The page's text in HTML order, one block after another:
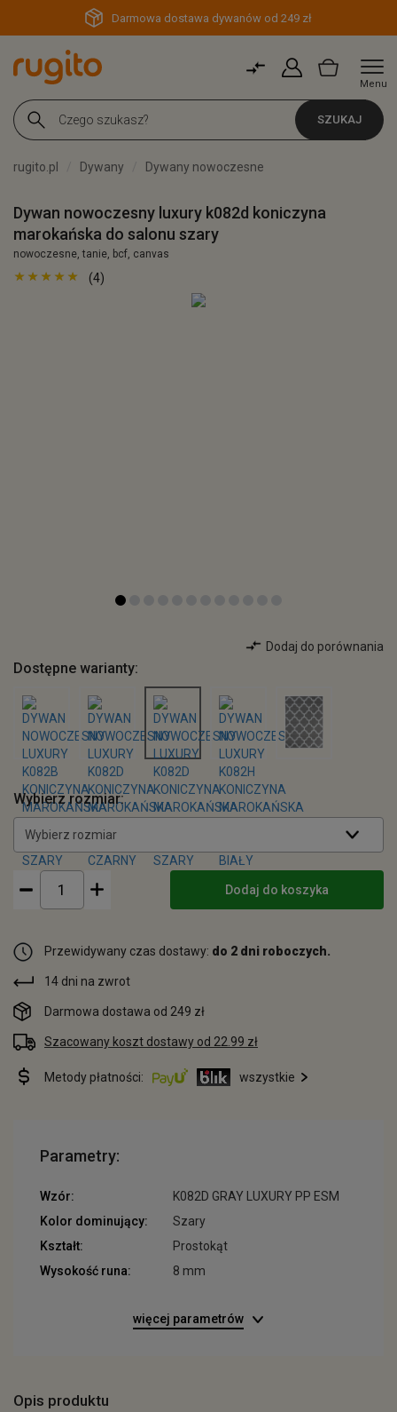
Darmowa dostawa dywanów od 249 zł
Menu
SZUKAJ
rugito.pl Dywany Dywany nowoczesne
Dywan nowoczesny luxury k082d koniczyna
marokańska do salonu szary
nowoczesne, tanie, bcf, canvas
(4)
Dodaj do porównania
Dostępne warianty:
Wybierz rozmiar:
Wybierz rozmiar
Dodaj do koszyka
Przewidywany czas dostawy: do 2 dni roboczych.
14 dni na zwrot
Darmowa dostawa od 249 zł
Szacowany koszt dostawy od 22.99 zł
Metody płatności: wszystkie
Parametry:
Wzór:
K082D GRAY LUXURY PP ESM
Kolor dominujący:
Szary
Kształt:
Prostokąt
Wysokość runa:
8 mm
więcej parametrów
Opis produktu